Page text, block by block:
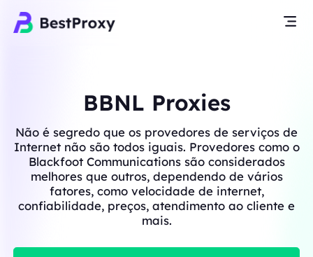
BBNL Proxies
Não é segredo que os provedores de serviços de
Internet não são todos iguais. Provedores como o
Blackfoot Communications são considerados
melhores que outros, dependendo de vários
fatores, como velocidade de internet,
confiabilidade, preços, atendimento ao cliente e
mais.